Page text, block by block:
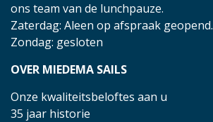
ons team van de lunchpauze.
Zaterdag: Aleen op afspraak geopend.
Zondag: gesloten
OVER MIEDEMA SAILS
Onze kwaliteitsbeloftes aan u
35 jaar historie